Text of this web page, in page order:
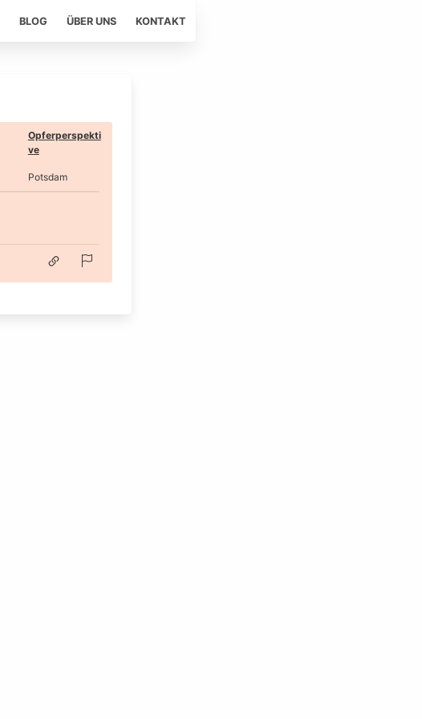
BLOG ÜBER UNS KONTAKT
Opferperspekti
ve
Potsdam